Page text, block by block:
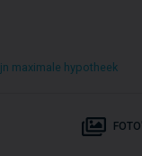
maximale hypotheek